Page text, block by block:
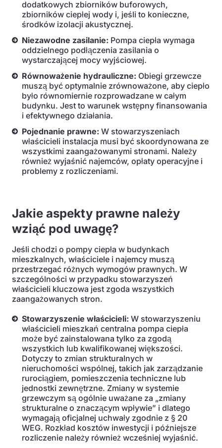
dodatkowych zbiorników buforowych,
zbiorników ciepłej wody i, jeśli to konieczne,
środków izolacji akustycznej.
Niezawodne zasilanie: Pompa ciepła wymaga
oddzielnego podłączenia zasilania o
wystarczającej mocy wyjściowej.
Równoważenie hydrauliczne: Obiegi grzewcze
muszą być optymalnie zrównoważone, aby ciepło
było równomiernie rozprowadzane w całym
budynku. Jest to warunek wstępny finansowania
i efektywnego działania.
Pojednanie prawne: W stowarzyszeniach
właścicieli instalacja musi być skoordynowana ze
wszystkimi zaangażowanymi stronami. Należy
również wyjaśnić najemców, opłaty operacyjne i
problemy z rozliczeniami.
Jakie aspekty prawne należy
wziąć pod uwagę?
Jeśli chodzi o pompy ciepła w budynkach
mieszkalnych, właściciele i najemcy muszą
przestrzegać różnych wymogów prawnych. W
szczególności w przypadku stowarzyszeń
właścicieli kluczowa jest zgoda wszystkich
zaangażowanych stron.
Stowarzyszenie właścicieli: W stowarzyszeniu
właścicieli mieszkań centralna pompa ciepła
może być zainstalowana tylko za zgodą
wszystkich lub kwalifikowanej większości.
Dotyczy to zmian strukturalnych w
nieruchomości wspólnej, takich jak zarządzanie
rurociągiem, pomieszczenia techniczne lub
jednostki zewnętrzne. Zmiany w systemie
grzewczym są ogólnie uważane za „zmiany
strukturalne o znaczącym wpływie” i dlatego
wymagają oficjalnej uchwały zgodnie z § 20
WEG. Rozkład kosztów inwestycji i późniejsze
rozliczenie należy również wcześniej wyjaśnić.